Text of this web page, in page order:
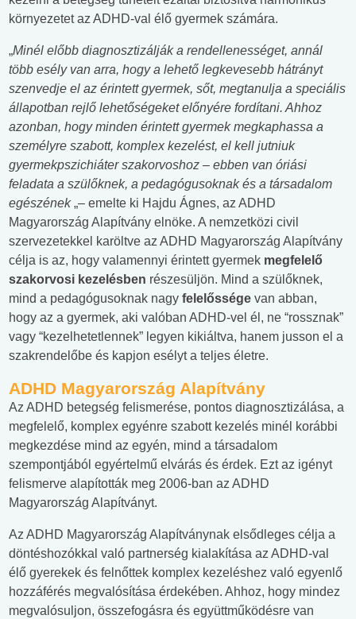
környezetet az ADHD-val élő gyermek számára.
„Minél előbb diagnosztizálják a rendellenességet, annál
több esély van arra, hogy a lehető legkevesebb hátrányt
szenvedje el az érintett gyermek, sőt, megtanulja a speciális
állapotban rejlő lehetőségeket előnyére fordítani. Ahhoz
azonban, hogy minden érintett gyermek megkaphassa a
személyre szabott, komplex kezelést, el kell jutniuk
gyermekpszichiáter szakorvoshoz – ebben van óriási
feladata a szülőknek, a pedagógusoknak és a társadalom
egészének„– emelte ki Hajdu Ágnes, az ADHD
Magyarország Alapítvány elnöke. A nemzetközi civil
szervezetekkel karöltve az ADHD Magyarország Alapítvány
célja is az, hogy valamennyi érintett gyermek megfelelő
szakorvosi kezelésben részesüljön. Mind a szülőknek,
mind a pedagógusoknak nagy felelőssége van abban,
hogy az a gyermek, aki valóban ADHD-vel él, ne “rossznak”
vagy “kezelhetetlennek” legyen kikiáltva, hanem jusson el a
szakrendelőbe és kapjon esélyt a teljes életre.
ADHD Magyarország Alapítvány
Az ADHD betegség felismerése, pontos diagnosztizálása, a
megfelelő, komplex egyénre szabott kezelés minél korábbi
megkezdése mind az egyén, mind a társadalom
szempontjából egyértelmű elvárás és érdek. Ezt az igényt
felismerve alapították meg 2006-ban az ADHD
Magyarország Alapítványt.
Az ADHD Magyarország Alapítványnak elsődleges célja a
döntéshozókkal való partnerség kialakítása az ADHD-val
élő gyerekek és felnőttek komplex kezeléshez való egyenlő
hozzáférés megvalósítása érdekében. Ahhoz, hogy mindez
megvalósuljon, összefogásra és együttműködésre van